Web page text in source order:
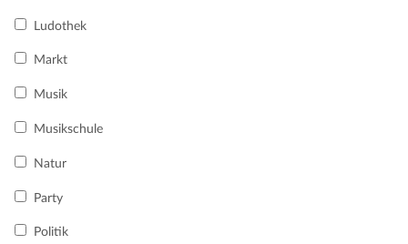
Ludothek
Markt
Musik
Musikschule
Natur
Party
Politik